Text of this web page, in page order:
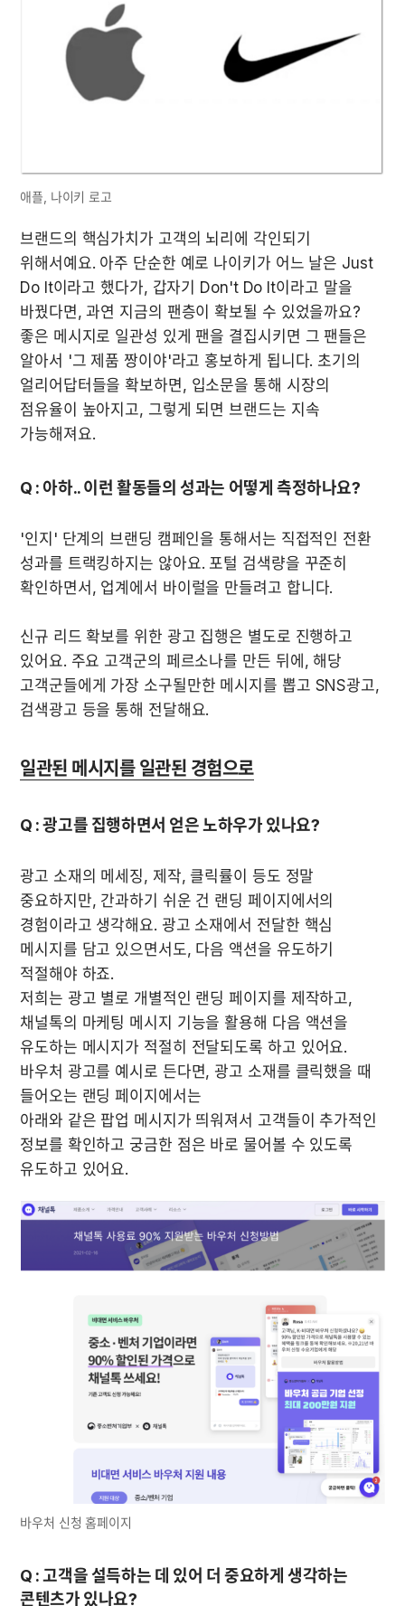
애플, 나이키 로고
브랜드의 핵심가치가 고객의 뇌리에 각인되기
위해서예요. 아주 단순한 예로 나이키가 어느 날은 Just
Do It이라고 했다가, 갑자기 Don't Do It이라고 말을
바꿨다면, 과연 지금의 팬층이 확보될 수 있었을까요?
좋은 메시지로 일관성 있게 팬을 결집시키면 그 팬들은
알아서 '그 제품 짱이야'라고 홍보하게 됩니다. 초기의
얼리어답터들을 확보하면, 입소문을 통해 시장의
점유율이 높아지고, 그렇게 되면 브랜드는 지속
가능해져요.
Q : 아하.. 이런 활동들의 성과는 어떻게 측정하나요?
'인지' 단계의 브랜딩 캠페인을 통해서는 직접적인 전환
성과를 트랙킹하지는 않아요. 포털 검색량을 꾸준히
신규 리드 확보를 위한 광고 집행은 별도로 진행하고
있어요. 주요 고객군의 페르소나를 만든 뒤에, 해당
고객군들에게 가장 소구될만한 메시지를 뽑고 SNS광고,
검색광고 등을 통해 전달해요.
일관된 메시지를 일관된 경험으로
Q : 광고를 집행하면서 얻은 노하우가 있나요?
광고 소재의 메세징, 제작, 클릭률이 등도 정말
중요하지만, 간과하기 쉬운 건 랜딩 페이지에서의
경험이라고 생각해요. 광고 소재에서 전달한 핵심
메시지를 담고 있으면서도, 다음 액션을 유도하기
적절해야 하죠.
저희는 광고 별로 개별적인 랜딩 페이지를 제작하고,
채널톡의 마케팅 메시지 기능을 활용해 다음 액션을
유도하는 메시지가 적절히 전달되도록 하고 있어요.
바우처 광고를 예시로 든다면, 광고 소재를 클릭했을 때
들어오는 랜딩 페이지에서는
아래와 같은 팝업 메시지가 띄워져서 고객들이 추가적인
정보를 확인하고 궁금한 점은 바로 물어볼 수 있도록
유도하고 있어요.
바우처 신청 홈페이지
Q : 고객을 설득하는 데 있어 더 중요하게 생각하는
콘텐츠가 있나요?